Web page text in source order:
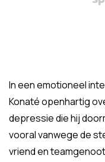
In een emotioneel
Konaté openhartig
depressie die hij
vooral vanwege de
vriend en